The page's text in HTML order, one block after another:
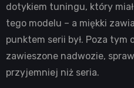
dotykiem tuningu, który
tego modelu – a miękki
punktem serii był. Poza tym
zawieszone nadwozie,
przyjemniej niż seria.